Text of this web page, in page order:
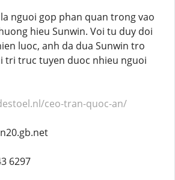
la nguoi gop phan quan trong vao
hieu Sunwin. Voi tu duy doi
luoc, anh da dua Sunwin tro
tri truc tuyen duoc nhieu nguoi
ceo-tran-quoc-an/
6297